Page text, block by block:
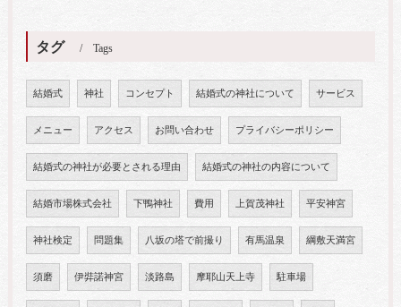
タグ Tags
結婚式 神社 コンセプト 結婚式の神社について サービス
メニュー アクセス お問い合わせ プライバシーポリシー
結婚式の神社が必要とされる理由 結婚式の神社の内容について
結婚市場株式会社 下鴨神社 費用 上賀茂神社 平安神宮
神社検定 問題集 八坂の塔で前撮り 有馬温泉 綱敷天満宮
須磨 伊弉諾神宮 淡路島 摩耶山天上寺 駐車場